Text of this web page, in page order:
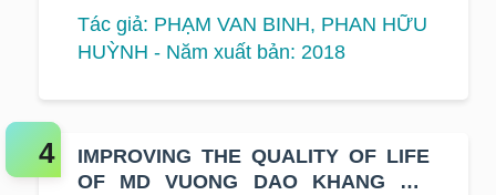
FROM 300 PATIENTS IN K HOSPITAL
Tác giả: PHẠM VAN BINH, PHAN HỮU
HUỲNH - Năm xuất bản: 2018
IMPROVING THE QUALITY OF LIFE
OF MD VUONG DAO KHANG ON